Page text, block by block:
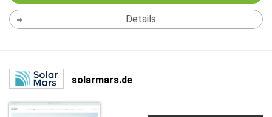
Details
solarmars.de